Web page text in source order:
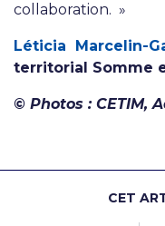
collaboration. »
Léticia Marcelin-
territorial Somme
© Photos : CETIM,
CET